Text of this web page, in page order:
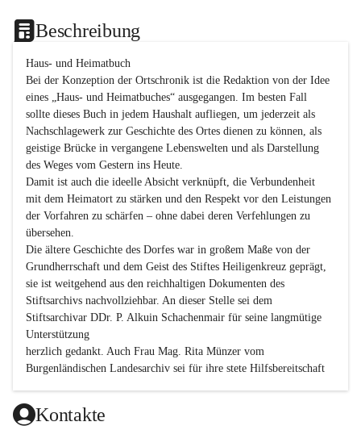
Beschreibung
Haus- und Heimatbuch
Bei der Konzeption der Ortschronik ist die Redaktion von der Idee
eines „Haus- und Heimatbuches“ ausgegangen. Im besten Fall
sollte dieses Buch in jedem Haushalt aufliegen, um jederzeit als
Nachschlagewerk zur Geschichte des Ortes dienen zu können, als
geistige Brücke in vergangene Lebenswelten und als Darstellung
des Weges vom Gestern ins Heute.
Damit ist auch die ideelle Absicht verknüpft, die Verbundenheit
mit dem Heimatort zu stärken und den Respekt vor den Leistungen
der Vorfahren zu schärfen – ohne dabei deren Verfehlungen zu
übersehen.
Die ältere Geschichte des Dorfes war in großem Maße von der
Grundherrschaft und dem Geist des Stiftes Heiligenkreuz geprägt,
sie ist weitgehend aus den reichhaltigen Dokumenten des
Stiftsarchivs nachvollziehbar. An dieser Stelle sei dem
Stiftsarchivar DDr. P. Alkuin Schachenmair für seine langmütige
Unterstützung
herzlich gedankt. Auch Frau Mag. Rita Münzer vom
Burgenländischen Landesarchiv sei für ihre stete Hilfsbereitschaft
Dank gilt den Textautoren dieser Chronik, dem kleinen
Redaktionsteam, für die gute Zusammenarbeit.
Kontakte